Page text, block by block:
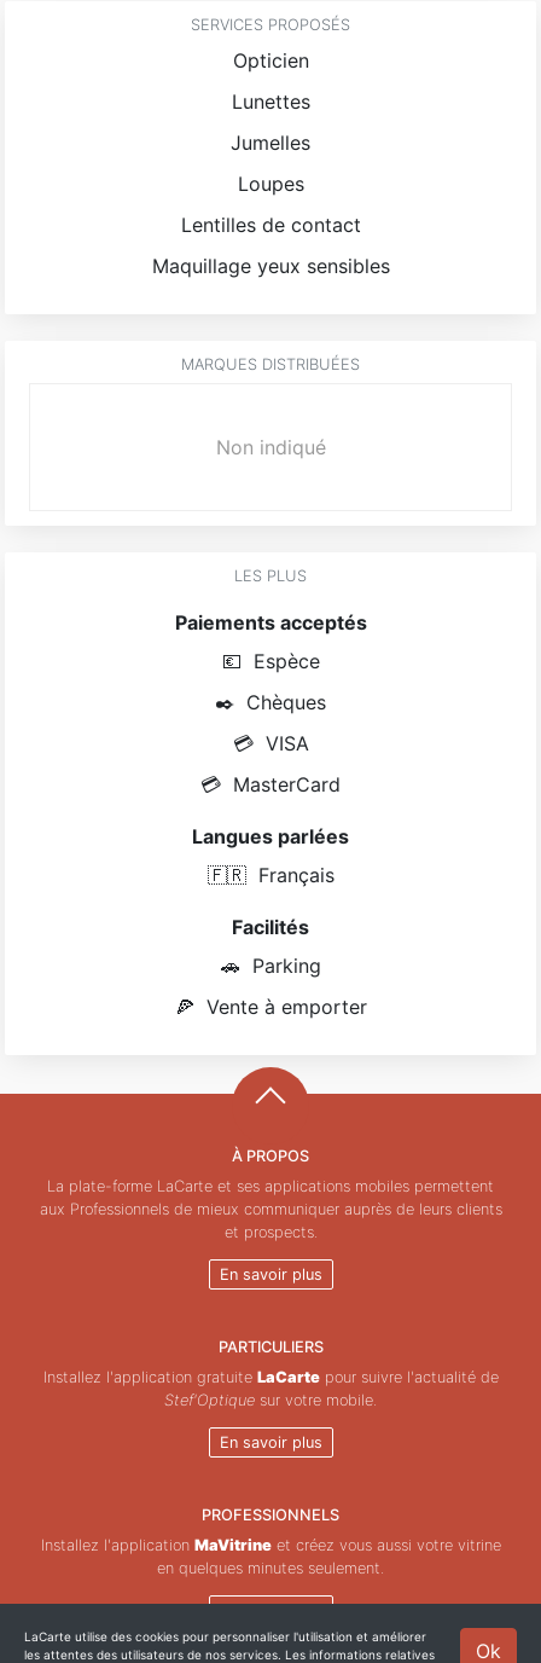
SERVICES PROPOSÉS
Opticien
Lunettes
Jumelles
Loupes
Lentilles de contact
Maquillage yeux sensibles
MARQUES DISTRIBUÉES
Non indiqué
LES PLUS
Paiements acceptés
💶 Espèce
✒️ Chèques
💳 VISA
💳 MasterCard
Langues parlées
🇫🇷 Français
Facilités
🚗 Parking
🍕 Vente à emporter
À PROPOS
La plate-forme LaCarte et ses applications mobiles permettent
aux Professionnels de mieux communiquer auprès de leurs clients
et prospects.
En savoir plus
PARTICULIERS
Installez l'application gratuite LaCartepour suivre l'actualité de
Stef'Optique sur votre mobile.
En savoir plus
PROFESSIONNELS
Installez l'application MaVitrineet créez vous aussi votre vitrine
en quelques minutes seulement.
En savoir plus
Ok
LaCarte utilise des cookies pour personnaliser l'utilisation et améliorer
les attentes des utilisateurs de nos services. Les informations relatives